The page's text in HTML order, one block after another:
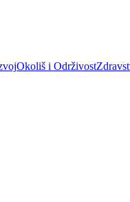
Okoliš i Održivost